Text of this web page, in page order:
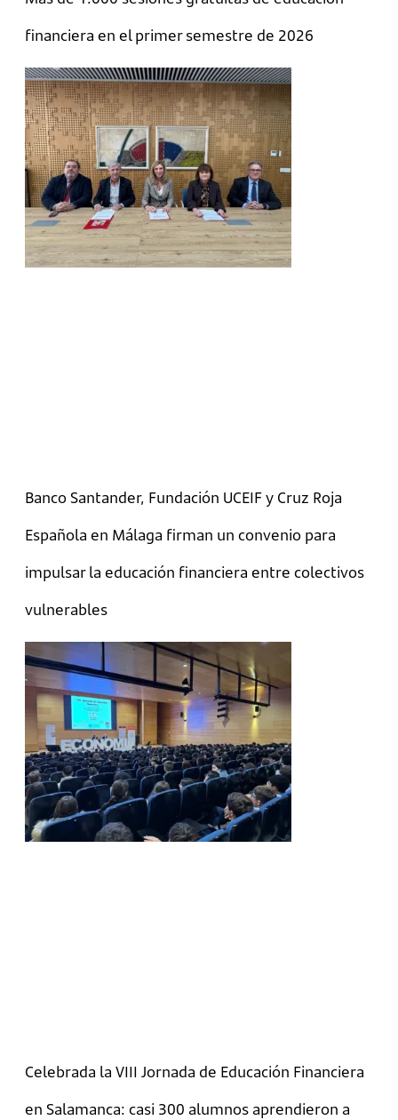
financiera en el primer semestre de 2026
Banco Santander, Fundación UCEIF y Cruz Roja
Española en Málaga firman un convenio para
impulsar la educación financiera entre colectivos
vulnerables
Celebrada la VIII Jornada de Educación Financiera
en Salamanca: casi 300 alumnos aprendieron a